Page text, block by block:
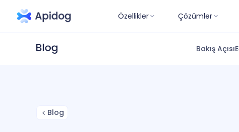
Özellikler Çözümler
Bakış Açısı
Blog